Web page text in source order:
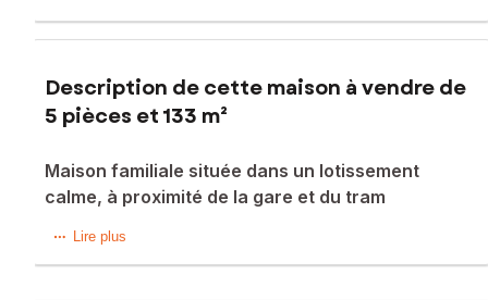
Description de cette maison à vendre de
5 pièces et 133 m²
Maison familiale située dans un lotissement
calme, à proximité de la gare et du tram
Située dans un lotissement calme, à proximité de la gare et
Lire plus